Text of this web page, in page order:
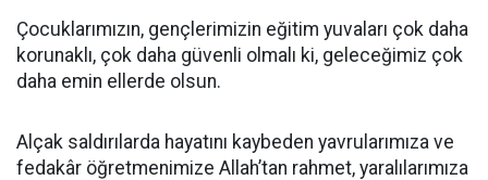
Çocuklarımızın, gençlerimizin eğitim yuvaları çok daha
korunaklı, çok daha güvenli olmalı ki, geleceğimiz çok
daha emin ellerde olsun.
Alçak saldırılarda hayatını kaybeden yavrularımıza ve
fedakâr öğretmenimize Allah’tan rahmet, yaralılarımıza